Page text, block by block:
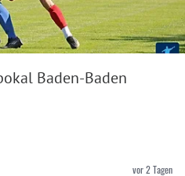
Baden-Baden
vor 2 Tagen